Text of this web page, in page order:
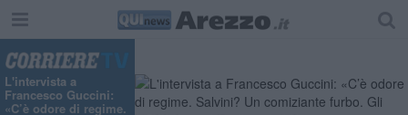
L'intervista a
Francesco Guccini:
«C’è odore di regime.